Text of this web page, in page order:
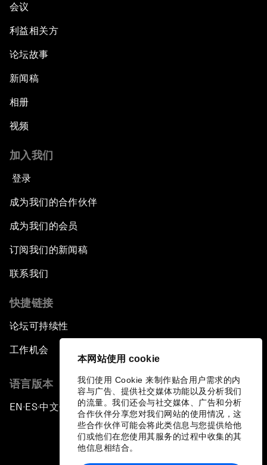
本网站使用 cookie
我们使用 Cookie 来制作贴合用户需求的内
容与广告、提供社交媒体功能以及分析我们
的流量。我们还会与社交媒体、广告和分析
合作伙伴分享您对我们网站的使用情况，这
些合作伙伴可能会将此类信息与您提供给他
们或他们在您使用其服务的过程中收集的其
他信息相结合。
会议
利益相关方
论坛故事
新闻稿
相册
视频
加入我们
登录
成为我们的合作伙伴
成为我们的会员
订阅我们的新闻稿
联系我们
快捷链接
论坛可持续性
工作机会
语言版本
EN ▪ES▪中文▪ 日本語